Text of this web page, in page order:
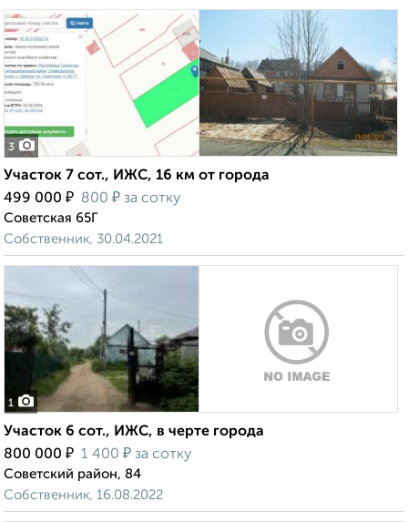
3
Участок 7 сот., ИЖС, 16 км от города
499 000 ₽ 800 ₽ за сотку
Советская 65Г
Собственник, 30.04.2021
1
Участок 6 сот., ИЖС, в черте города
800 000 ₽ 1 400 ₽ за сотку
Советский район, 84
Собственник, 16.08.2022